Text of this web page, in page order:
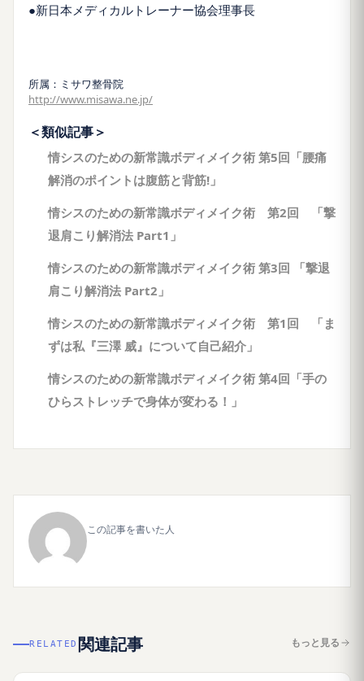
●新日本メディカルトレーナー協会理事長
所属：ミサワ整骨院
http://www.misawa.ne.jp/
＜類似記事＞
情シスのための新常識ボディメイク術 第5回「腰痛
解消のポイントは腹筋と背筋!」
情シスのための新常識ボディメイク術 第2回 「撃
退肩こり解消法 Part1」
情シスのための新常識ボディメイク術 第3回 「撃退
肩こり解消法 Part2」
情シスのための新常識ボディメイク術 第1回 「ま
ずは私『三澤 威』について自己紹介」
情シスのための新常識ボディメイク術 第4回「手の
ひらストレッチで身体が変わる！」
この記事を書いた人
RELATED 関連記事 もっと見る